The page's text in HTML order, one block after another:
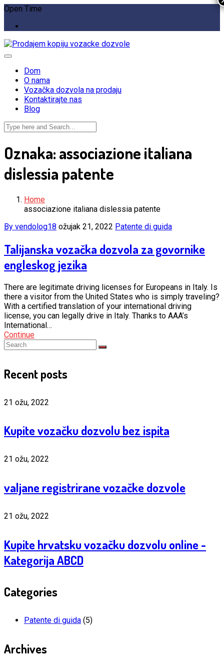
Open Time
Dom
O nama
Vozačka dozvola na prodaju
Kontaktirajte nas
Blog
Oznaka:associazione italiana
dislessia patente
Home
associazione italiana dislessia patente
By vendolog18 ožujak 21, 2022 Patente di guida
Talijanska vozačka dozvola za govornike
engleskog jezika
There are legitimate driving licenses for Europeans in Italy. Is
there a visitor from the United States who is simply traveling?
With a certified translation of your international driving
license, you can legally drive in Italy. Thanks to AAA’s
International…
Continue
Recent posts
21 ožu, 2022
Kupite vozačku dozvolu bez ispita
21 ožu, 2022
valjane registrirane vozačke dozvole
21 ožu, 2022
Kupite hrvatsku vozačku dozvolu online -
Kategorija ABCD
Categories
Patente di guida (5)
Archives